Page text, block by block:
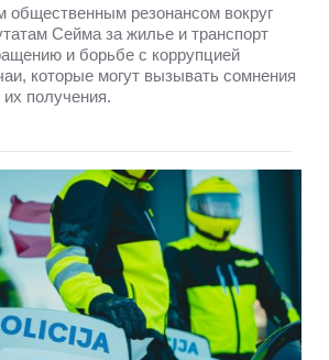
общественным резонансом вокруг
Сейма за жилье и транспорт
и борьбе с коррупцией
которые могут вызывать сомнения
получения.